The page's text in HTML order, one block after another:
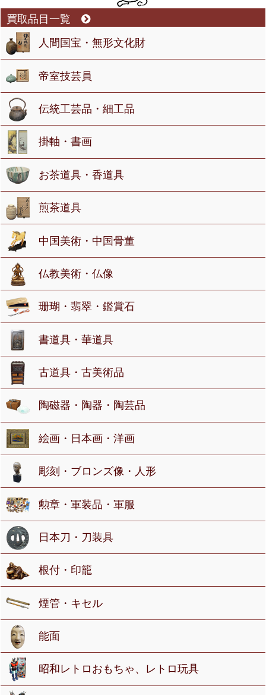
買取品目一覧
人間国宝・無形文化財
帝室技芸員
伝統工芸品・細工品
掛軸・書画
お茶道具・香道具
煎茶道具
中国美術・中国骨董
仏教美術・仏像
珊瑚・翡翠・鑑賞石
書道具・華道具
古道具・古美術品
陶磁器・陶器・陶芸品
絵画・日本画・洋画
彫刻・ブロンズ像・人形
勲章・軍装品・軍服
日本刀・刀装具
根付・印籠
煙管・キセル
能面
昭和レトロおもちゃ、レトロ玩具